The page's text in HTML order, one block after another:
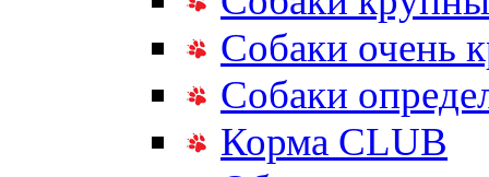
Собаки очень
Собаки
Корма CLUB